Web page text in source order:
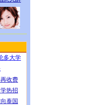
多大学
收费
热招
泰国